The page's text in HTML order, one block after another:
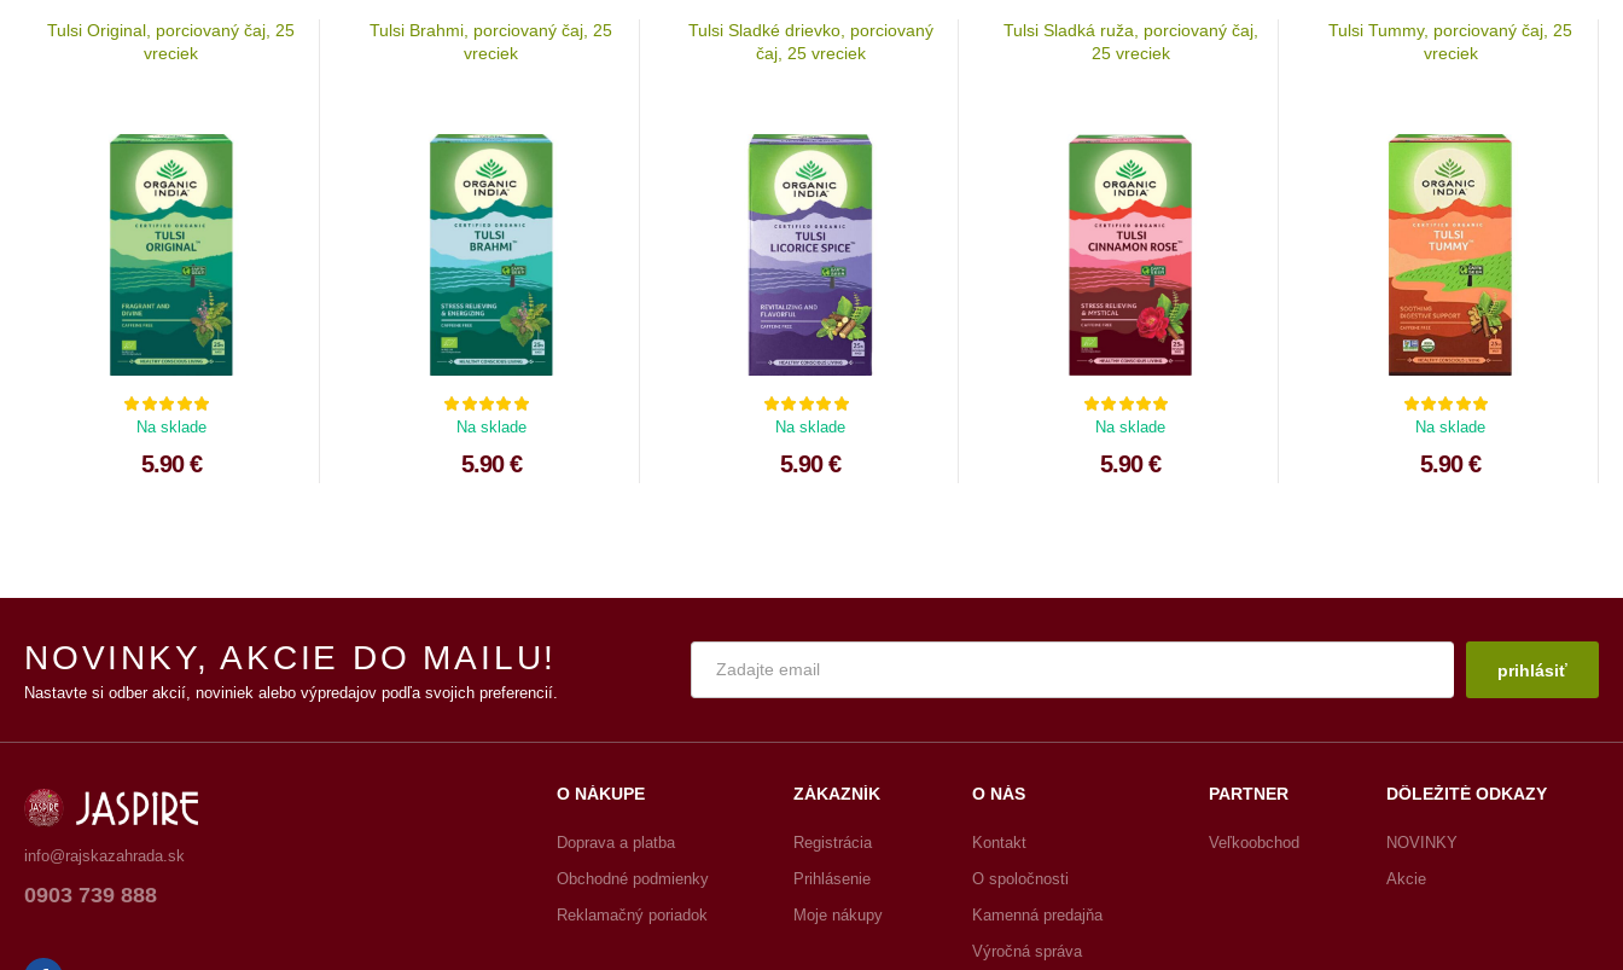
Tulsi Original, porciovaný čaj, 25
vreciek
Na sklade
5.90 €
Tulsi Brahmi, porciovaný čaj, 25
vreciek
Na sklade
5.90 €
Tulsi Sladké drievko, porciovaný
čaj, 25 vreciek
Na sklade
5.90 €
Tulsi Sladká ruža, porciovaný čaj,
25 vreciek
Na sklade
5.90 €
Tulsi Tummy, porciovaný čaj, 25
vreciek
Na sklade
5.90 €
NOVINKY, AKCIE DO MAILU!
Nastavte si odber akcií, noviniek alebo výpredajov podľa svojich preferencií.
prihlásiť
info@rajskazahrada.sk
0903 739 888
O NÁKUPE
Doprava a platba
Obchodné podmienky
Reklamačný poriadok
ZÁKAZNÍK
Registrácia
Prihlásenie
Moje nákupy
O NÁS
Kontakt
O spoločnosti
Kamenná predajňa
Výročná správa
PARTNER
Veľkoobchod
DÔLEŽITÉ ODKAZY
NOVINKY
Akcie